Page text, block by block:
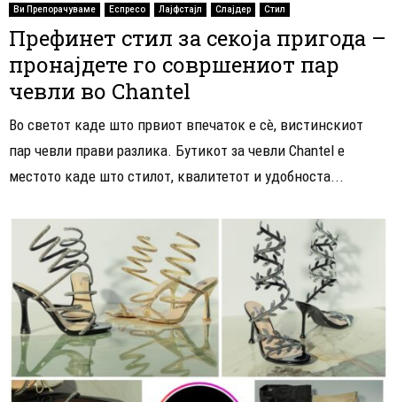
Ви Препорачуваме Еспресо Лајфстајл Слајдер Стил
Префинет стил за секоја пригода –
пронајдете го совршениот пар
чевли во Chantel
Во светот каде што првиот впечаток е сè, вистинскиот
пар чевли прави разлика. Бутикот за чевли Chantel е
местото каде што стилот, квалитетот и удобноста...